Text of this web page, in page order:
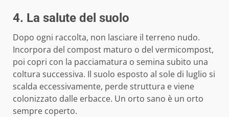
4. La salute del suolo
Dopo ogni raccolta, non lasciare il terreno nudo.
Incorpora del compost maturo o del vermicompost,
poi copri con la pacciamatura o semina subito una
coltura successiva. Il suolo esposto al sole di luglio si
scalda eccessivamente, perde struttura e viene
colonizzato dalle erbacce. Un orto sano è un orto
sempre coperto.